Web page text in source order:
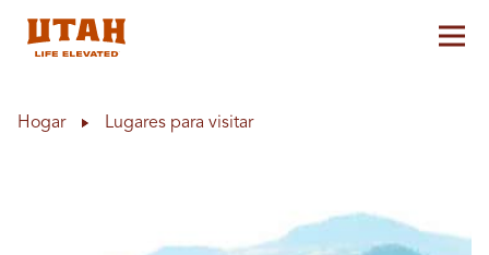
Hogar Lugares para visitar